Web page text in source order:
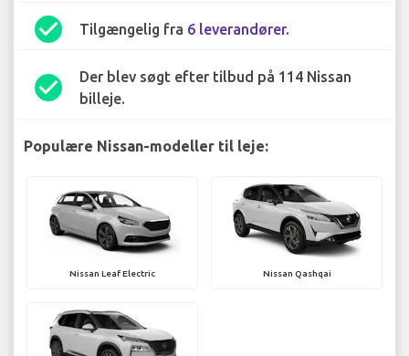
check_circle Tilgængelig fra 6 leverandører.
check_circle
Der blev søgt efter tilbud på 114 Nissan
billeje.
Populære Nissan-modeller til leje:
Nissan Leaf Electric Nissan Qashqai